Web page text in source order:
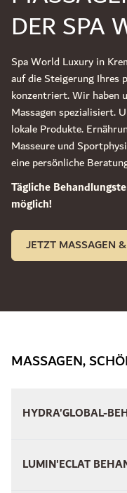
DER SPA
Spa World Luxury in
auf die Steigerung Ihres
konzentriert. Wir haben
Massagen spezialisiert.
lokale Produkte.
Masseure und
eine persönliche
Tägliche
möglich!
JETZT MASSAGEN
MASSAGEN,
HYDRA'GLOBAL-
LUMIN'ECLAT